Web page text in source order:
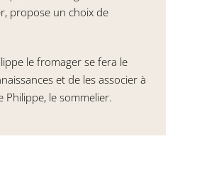
propose un choix de
le fromager se fera le
et de les associer à
Philippe, le sommelier.